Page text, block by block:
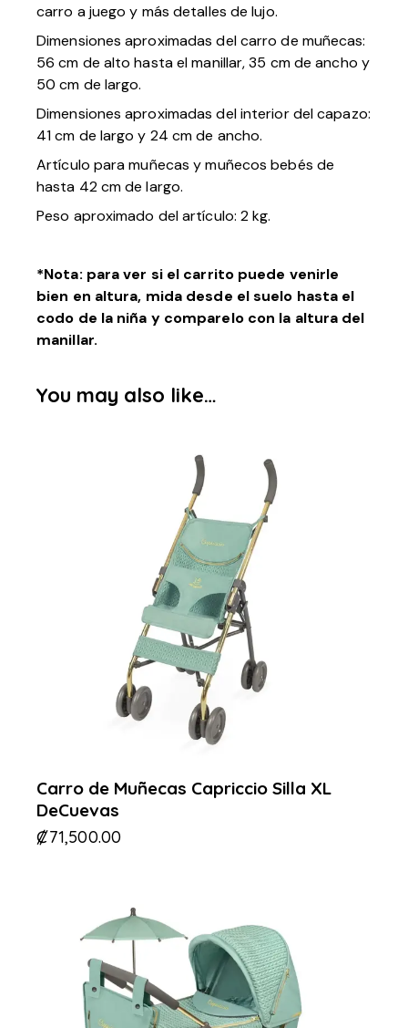
carro a juego y más detalles de lujo.
Dimensiones aproximadas del carro de muñecas:
56 cm de alto hasta el manillar, 35 cm de ancho y
50 cm de largo.
Dimensiones aproximadas del interior del capazo:
41 cm de largo y 24 cm de ancho.
Artículo para muñecas y muñecos bebés de
hasta 42 cm de largo.
Peso aproximado del artículo: 2 kg.
*Nota: para ver si el carrito puede venirle
bien en altura, mida desde el suelo hasta el
codo de la niña y comparelo con la altura del
manillar.
You may also like…
Carro de Muñecas Capriccio Silla XL
DeCuevas
₡71,500.00